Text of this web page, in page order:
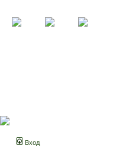
Вход